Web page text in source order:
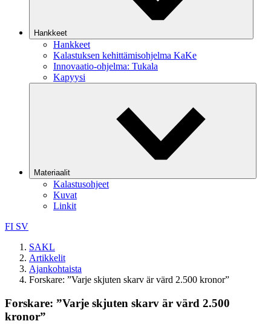
Hankkeet
Hankkeet
Kalastuksen kehittämisohjelma KaKe
Innovaatio-ohjelma: Tukala
Kapyysi
Materiaalit
Kalastusohjeet
Kuvat
Linkit
FI SV
SAKL
Artikkelit
Ajankohtaista
Forskare: ”Varje skjuten skarv är värd 2.500 kronor”
Forskare: ”Varje skjuten skarv är värd 2.500
kronor”